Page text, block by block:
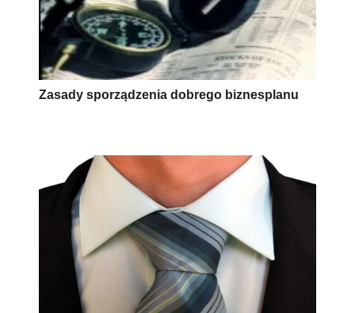
Zasady sporządzenia dobrego biznesplanu